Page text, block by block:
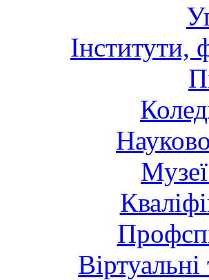
Інститути,